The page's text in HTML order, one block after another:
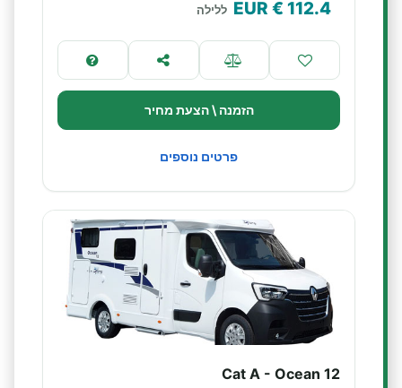
112.4
€ EUR ללילה
הזמנה \ הצעת מחיר
פרטים נוספים
Cat A - Ocean 12